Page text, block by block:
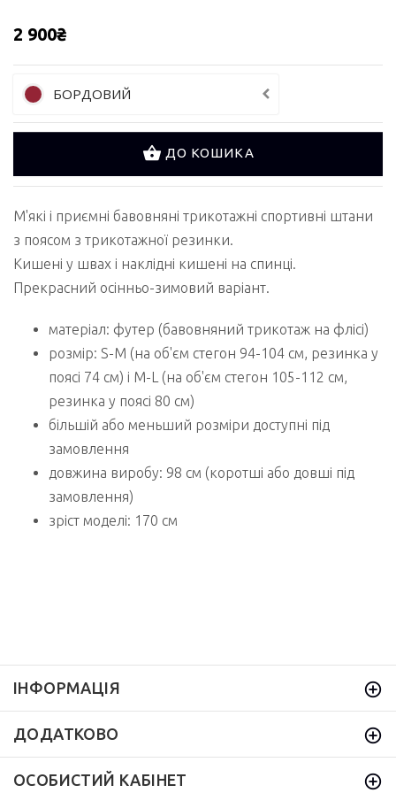
2 900₴
БОРДОВИЙ
ДО КОШИКА
М'які і приємні бавовняні трикотажні спортивні штани
з поясом з трикотажної резинки.
Кишені у швах і наклідні кишені на спинці.
Прекрасний осінньо-зимовий варіант.
матеріал: футер (бавовняний трикотаж на флісі)
розмір: S-M (на об'єм стегон 94-104 см, резинка у
поясі 74 см) і M-L (на об'єм стегон 105-112 см,
резинка у поясі 80 см)
більшій або меньший розміри доступні під
замовлення
довжина виробу: 98 см (коротші або довші під
замовлення)
зріст моделі: 170 см
ІНФОРМАЦІЯ
ДОДАТКОВО
ОСОБИСТИЙ КАБІНЕТ